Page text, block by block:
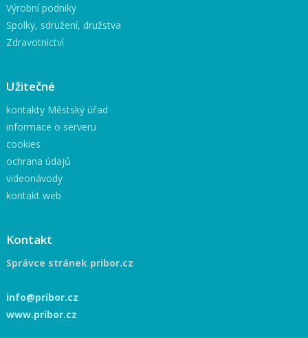
Výrobní podniky
Spolky, sdružení, družstva
Zdravotnictví
Užitečné
kontakty Městský úřad
informace o serveru
cookies
ochrana údajů
videonávody
kontakt web
Kontakt
Správce stránek pribor.cz
info@pribor.cz
www.pribor.cz